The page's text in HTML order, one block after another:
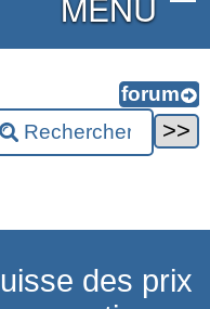
des prix